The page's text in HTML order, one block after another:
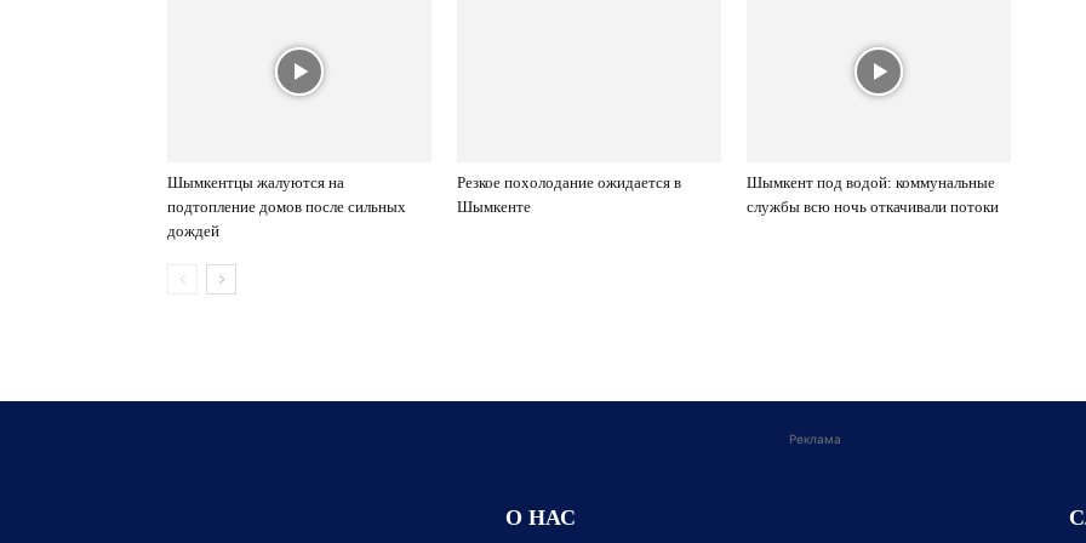
Шымкентцы жалуются на
подтопление домов после сильных
дождей
Резкое похолодание ожидается в
Шымкенте
Шымкент под водой: коммунальные
службы всю ночь откачивали потоки
Реклама
О НАС